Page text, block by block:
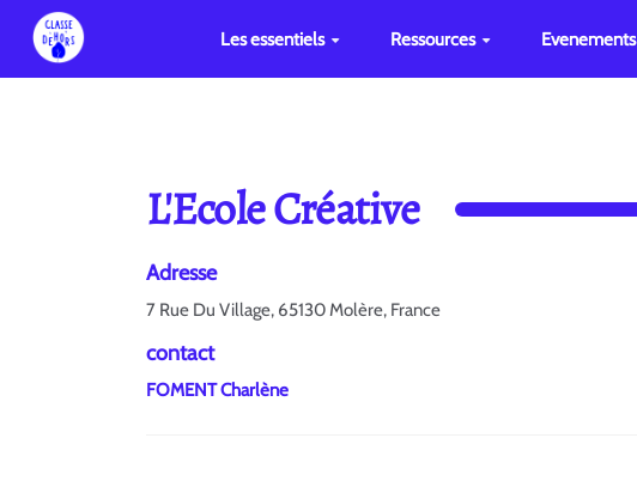
Les essentiels Ressources Evenements
L'Ecole Créative
Adresse
7 Rue Du Village, 65130 Molère, France
contact
FOMENT Charlène